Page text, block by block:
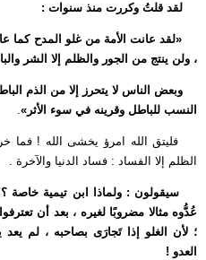
لقد قلتُ وكررت منذ سنوات :
«لقد عانت الأمة من غلو المدح كما
، ولن ينتج من الجور والظلم إلا الشر
وبعض الناس لا يتحرز إلا من الذم
النسب للباطل وقرينه في سوء الأثر».
فليتق الله امرؤ يخشى الله ! فما
الظلم إلا الفساد : فساد الدنيا والآخرة .
سيقولون : ولماذا ابن تيمية خاصة
عُدُّوه مثالا مضروبًا لغيره ، بعد أن
؛ لأن الغلو إذا تَجارَى بصاحبه ، لم
العدو !